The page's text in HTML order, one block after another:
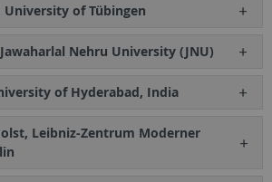
of Tübingen
Nehru University (JNU)
of Hyderabad, India
Leibniz-Zentrum Moderner